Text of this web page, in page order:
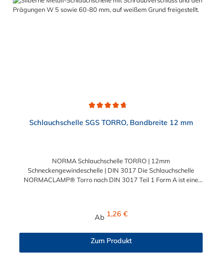
Schlauchschelle SGS TORRO, Bandbreite 12 mm
NORMA Schlauchschelle TORRO | 12mm
Schneckengewindeschelle | DIN 3017 Die Schlauchschelle
NORMACLAMP® Torro nach DIN 3017 Teil 1 Form A ist eine
abgerundeten Bandkanten besonders schlauchschonend und
und Einsatzgebiete. Die Schlauchschelle nach DIN 3017 Teil 1
Form A ist in Abstufungen bis zu einem Spannbereich von 410
mm wählbar.
Regulärer Preis:
Ab 1,26 €
Zum Produkt